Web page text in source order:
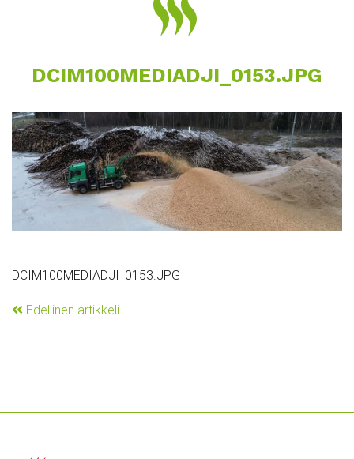
DCIM100MEDIADJI_0153.JPG
DCIM100MEDIADJI_0153.JPG
Edellinen artikkeli